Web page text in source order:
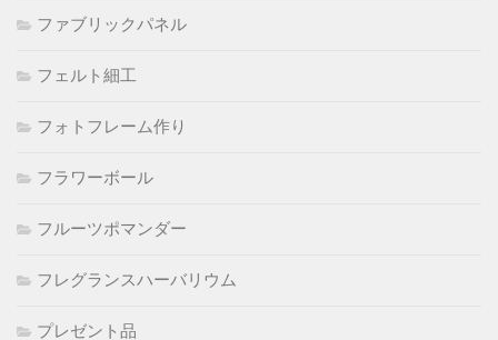
ファブリックパネル
フェルト細工
フォトフレーム作り
フラワーボール
フルーツポマンダー
フレグランスハーバリウム
プレゼント品